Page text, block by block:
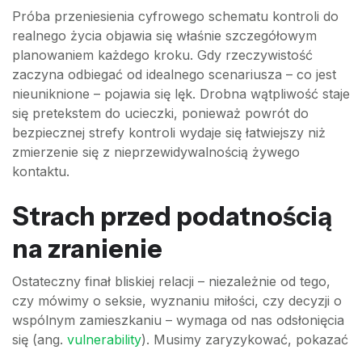
Próba przeniesienia cyfrowego schematu kontroli do
realnego życia objawia się właśnie szczegółowym
planowaniem każdego kroku. Gdy rzeczywistość
zaczyna odbiegać od idealnego scenariusza – co jest
nieuniknione – pojawia się lęk. Drobna wątpliwość staje
się pretekstem do ucieczki, ponieważ powrót do
bezpiecznej strefy kontroli wydaje się łatwiejszy niż
zmierzenie się z nieprzewidywalnością żywego
kontaktu.
Strach przed podatnością
na zranienie
Ostateczny finał bliskiej relacji – niezależnie od tego,
czy mówimy o seksie, wyznaniu miłości, czy decyzji o
wspólnym zamieszkaniu – wymaga od nas odsłonięcia
się (ang. vulnerability). Musimy zaryzykować, pokazać